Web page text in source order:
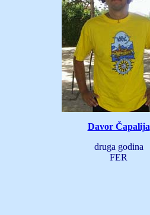
Davor Čapalija
druga godina
FER